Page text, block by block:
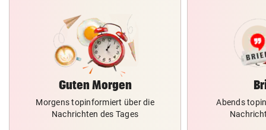
Guten Morgen
Morgens topinformiert über die
Nachrichten des Tages
Abends